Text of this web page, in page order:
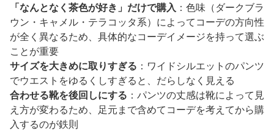
「なんとなく茶色が好き」だけで購入 ：色味（ダークブラ
ウン・キャメル・テラコッタ系）によってコーデの方向性
が全く異なるため、具体的なコーデイメージを持って選ぶ
ことが重要
サイズを大きめに取りすぎる ：ワイドシルエットのパンツ
でウエストをゆるくしすぎると、だらしなく見える
合わせる靴を後回しにする ：パンツの丈感は靴によって見
え方が変わるため、足元まで含めてコーデを考えてから購
入するのが鉄則